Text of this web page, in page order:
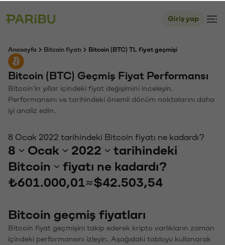
Giriş yap
Anasayfa Bitcoin fiyatı Bitcoin (BTC) TL fiyat geçmişi
Bitcoin (BTC) Geçmiş Fiyat Performansı
Bitcoin'in yıllar içindeki fiyat değişimini inceleyin.
Performansını ve tarihindeki önemli dönüm noktalarını daha
iyi analiz edin.
8 Ocak 2022 tarihindeki Bitcoin fiyatı ne kadardı?
8 Ocak 2022
tarihindeki
Bitcoin
fiyatı ne kadardı?
₺601.000,01 ≈$42.503,54
Bitcoin geçmiş fiyatları
Bitcoin fiyat geçmişini takip ederek kripto varlıkların zaman
içindeki performansını izleyin. Aşağıdaki tabloyu kullanarak